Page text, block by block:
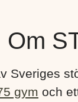
Om
Sveriges
gym och